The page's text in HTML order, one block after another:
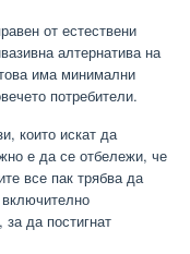
от естествени
алтернатива на
има минимални
потребители.
които искат да
е да се отбележи, че
все пак трябва да
да постигнат